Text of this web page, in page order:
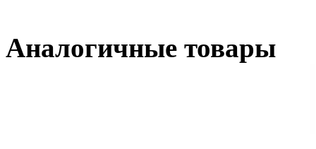
Аналогичные товары